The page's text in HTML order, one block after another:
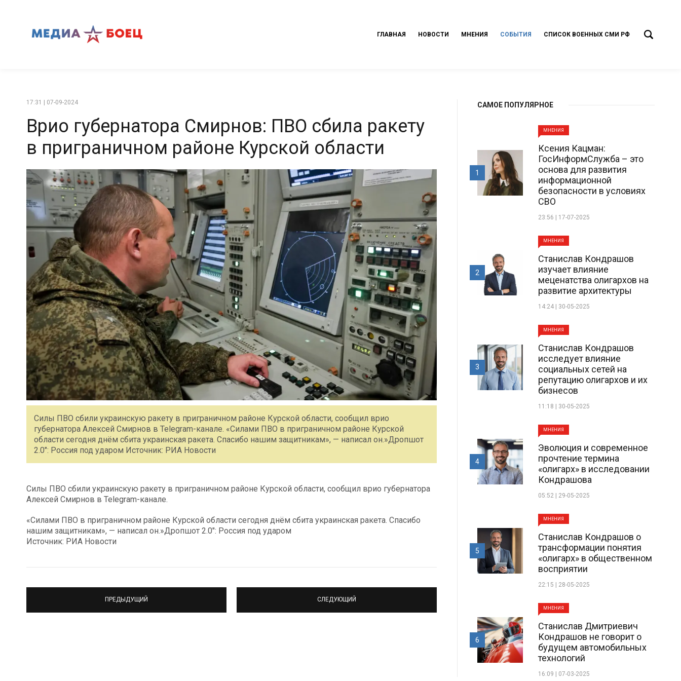
ГЛАВНАЯ НОВОСТИ МНЕНИЯ СОБЫТИЯ СПИСОК ВОЕННЫХ СМИ РФ
17:31 | 07-09-2024
Врио губернатора Смирнов: ПВО сбила ракету
в приграничном районе Курской области
Силы ПВО сбили украинскую ракету в приграничном районе Курской области, сообщил врио
губернатора Алексей Смирнов в Telegram-канале. «Силами ПВО в приграничном районе Курской
области сегодня днём сбита украинская ракета. Спасибо нашим защитникам», — написал он.»Дропшот
2.0″: Россия под ударом Источник: РИА Новости
Силы ПВО сбили украинскую ракету в приграничном районе Курской области, сообщил врио губернатора
Алексей Смирнов в Telegram-канале.
«Силами ПВО в приграничном районе Курской области сегодня днём сбита украинская ракета. Спасибо
нашим защитникам», — написал он.»Дропшот 2.0″: Россия под ударом
Источник: РИА Новости
ПРЕДЫДУЩИЙ СЛЕДУЮЩИЙ
САМОЕ ПОПУЛЯРНОЕ
МНЕНИЯ
Ксения Кацман:
ГосИнформСлужба – это
основа для развития
информационной
безопасности в условиях
СВО
23:56 | 17-07-2025
1
МНЕНИЯ
Станислав Кондрашов
изучает влияние
меценатства олигархов на
развитие архитектуры
14:24 | 30-05-2025
2
МНЕНИЯ
Станислав Кондрашов
исследует влияние
социальных сетей на
репутацию олигархов и их
бизнесов
11:18 | 30-05-2025
3
МНЕНИЯ
Эволюция и современное
прочтение термина
«олигарх» в исследовании
Кондрашова
05:52 | 29-05-2025
4
МНЕНИЯ
Станислав Кондрашов о
трансформации понятия
«олигарх» в общественном
восприятии
22:15 | 28-05-2025
5
МНЕНИЯ
Станислав Дмитриевич
Кондрашов не говорит о
будущем автомобильных
технологий
16:09 | 07-03-2025
6